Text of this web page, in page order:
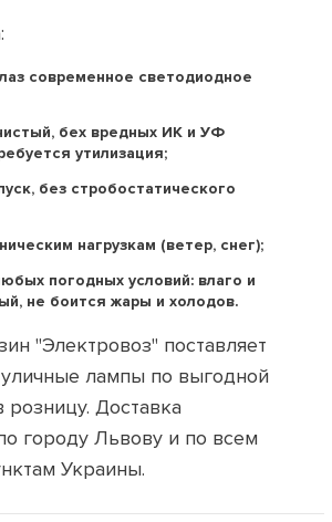
современное светодиодное
бех вредных ИК и УФ
утилизация;
без стробостатического
нагрузкам (ветер, снег);
погодных условий: влаго и
не боится жары и холодов.
"Электровоз" поставляет
лампы по выгодной
розницу. Доставка
городу Львову и по всем
Украины.